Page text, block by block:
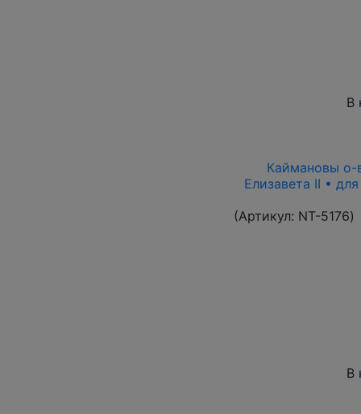
В
Каймановы о-
Елизавета II •
(Артикул: NT-5176)
В